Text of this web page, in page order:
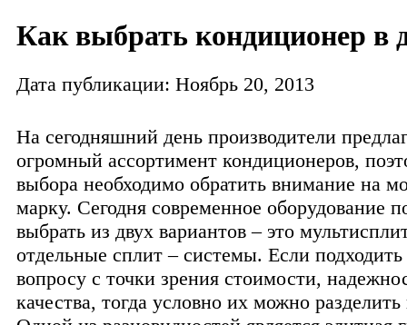
Как выбрать кондиционер в
Дата публикации: Ноябрь 20, 2013
На сегодняшний день производители
огромный ассортимент кондиционеров,
выбора необходимо обратить внимание на
марку. Сегодня современное оборудование
выбрать из двух вариантов – это
отдельные сплит – системы. Если
вопросу с точки зрения стоимости,
качества, тогда условно их можно